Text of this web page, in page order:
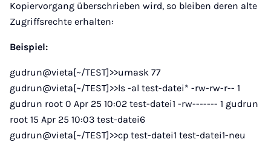
Kopiervorgang überschrieben wird, so bleiben deren alte
Zugriffsrechte erhalten:
Beispiel:
gudrun@vieta[~/TEST]>>umask 77
gudrun@vieta[~/TEST]>>ls -al test-datei* -rw-rw-r-- 1
gudrun root 0 Apr 25 10:02 test-datei1 -rw------- 1 gudrun
root 15 Apr 25 10:03 test-datei6
gudrun@vieta[~/TEST]>>cp test-datei1 test-datei1-neu